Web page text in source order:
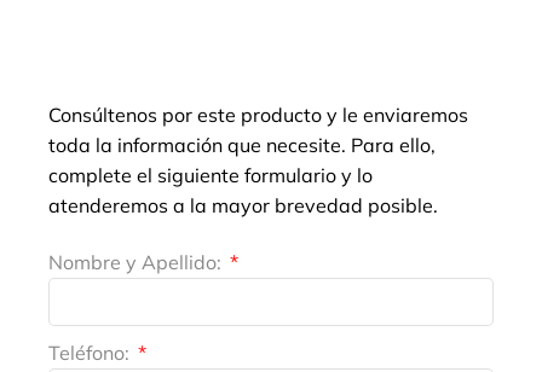
Consúltenos por este producto y le enviaremos
toda la información que necesite. Para ello,
complete el siguiente formulario y lo
atenderemos a la mayor brevedad posible.
Nombre y Apellido:
Teléfono: